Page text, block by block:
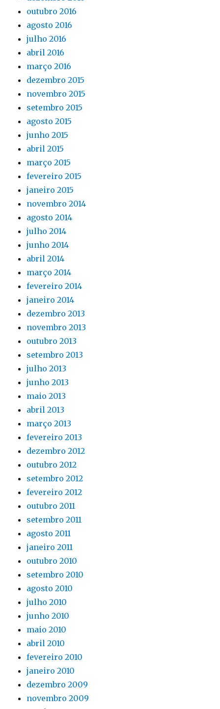
outubro 2016
agosto 2016
julho 2016
abril 2016
março 2016
dezembro 2015
novembro 2015
setembro 2015
agosto 2015
junho 2015
abril 2015
março 2015
fevereiro 2015
janeiro 2015
novembro 2014
agosto 2014
julho 2014
junho 2014
abril 2014
março 2014
fevereiro 2014
janeiro 2014
dezembro 2013
novembro 2013
outubro 2013
setembro 2013
julho 2013
junho 2013
maio 2013
abril 2013
março 2013
fevereiro 2013
dezembro 2012
outubro 2012
setembro 2012
fevereiro 2012
outubro 2011
setembro 2011
agosto 2011
janeiro 2011
outubro 2010
setembro 2010
agosto 2010
julho 2010
junho 2010
maio 2010
abril 2010
fevereiro 2010
janeiro 2010
dezembro 2009
novembro 2009